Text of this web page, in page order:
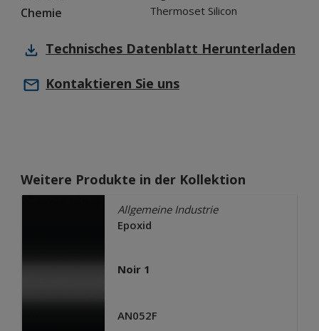
Chemie Thermoset Silicon
Technisches Datenblatt Herunterladen
Kontaktieren Sie uns
Weitere Produkte in der Kollektion
Allgemeine Industrie
Epoxid
Noir 1
AN052F